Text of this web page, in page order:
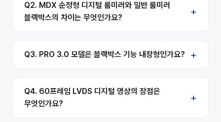
Q2. MDX 순정형 디지털 룸미러와 일반 룸미러
블랙박스의 차이는 무엇인가요?
Q3. PRO 3.0 모델은 블랙박스 기능 내장형인가요?
Q4. 60프레임 LVDS 디지털 영상의 장점은
무엇인가요?